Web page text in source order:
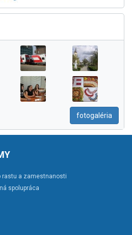
fotogaléria
rastu a zamestnanosti
spolupráca